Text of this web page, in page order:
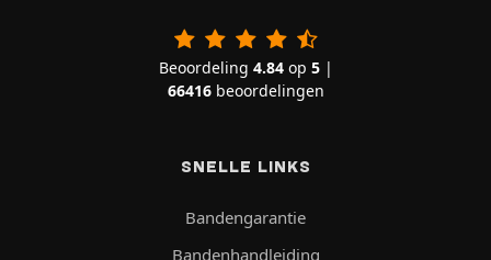
Beoordeling 4.84op 5|
66416beoordelingen
SNELLE LINKS
Bandengarantie
Bandenhandleiding